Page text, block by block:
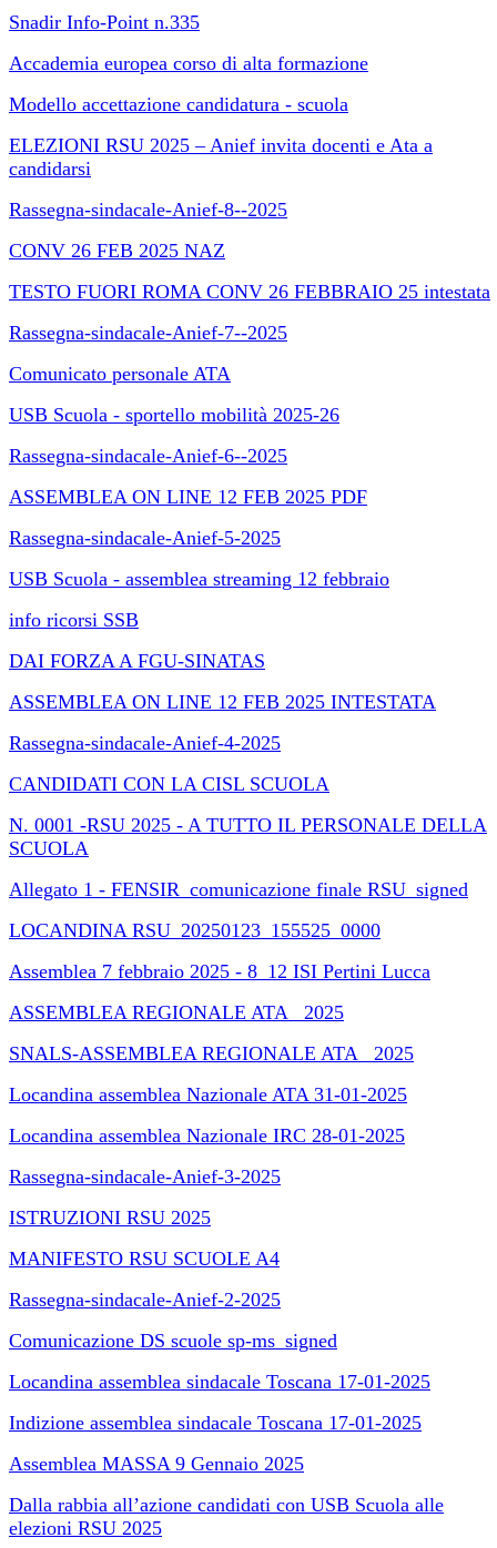
Snadir Info-Point n.335
Accademia europea corso di alta formazione
Modello accettazione candidatura - scuola
ELEZIONI RSU 2025 – Anief invita docenti e Ata a
candidarsi
Rassegna-sindacale-Anief-8--2025
CONV 26 FEB 2025 NAZ
TESTO FUORI ROMA CONV 26 FEBBRAIO 25 intestata
Rassegna-sindacale-Anief-7--2025
Comunicato personale ATA
USB Scuola - sportello mobilità 2025-26
Rassegna-sindacale-Anief-6--2025
ASSEMBLEA ON LINE 12 FEB 2025 PDF
Rassegna-sindacale-Anief-5-2025
USB Scuola - assemblea streaming 12 febbraio
info ricorsi SSB
DAI FORZA A FGU-SINATAS
ASSEMBLEA ON LINE 12 FEB 2025 INTESTATA
Rassegna-sindacale-Anief-4-2025
CANDIDATI CON LA CISL SCUOLA
N. 0001 -RSU 2025 - A TUTTO IL PERSONALE DELLA
SCUOLA
Allegato 1 - FENSIR_comunicazione finale RSU_signed
LOCANDINA RSU_20250123_155525_0000
Assemblea 7 febbraio 2025 - 8_12 ISI Pertini Lucca
ASSEMBLEA REGIONALE ATA_ 2025
SNALS-ASSEMBLEA REGIONALE ATA_ 2025
Locandina assemblea Nazionale ATA 31-01-2025
Locandina assemblea Nazionale IRC 28-01-2025
Rassegna-sindacale-Anief-3-2025
ISTRUZIONI RSU 2025
MANIFESTO RSU SCUOLE A4
Rassegna-sindacale-Anief-2-2025
Comunicazione DS scuole sp-ms_signed
Locandina assemblea sindacale Toscana 17-01-2025
Indizione assemblea sindacale Toscana 17-01-2025
Assemblea MASSA 9 Gennaio 2025
Dalla rabbia all’azione candidati con USB Scuola alle
elezioni RSU 2025